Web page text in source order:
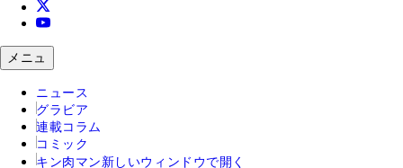
メニュ
ニュース
グラビア
連載コラム
コミック
キン肉マン 新しいウィンドウで開く